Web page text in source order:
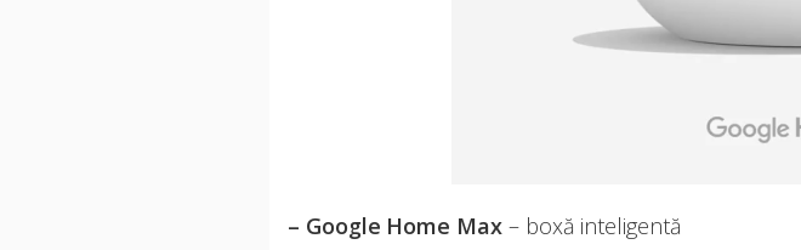
– Google Home Max – boxă inteligentă